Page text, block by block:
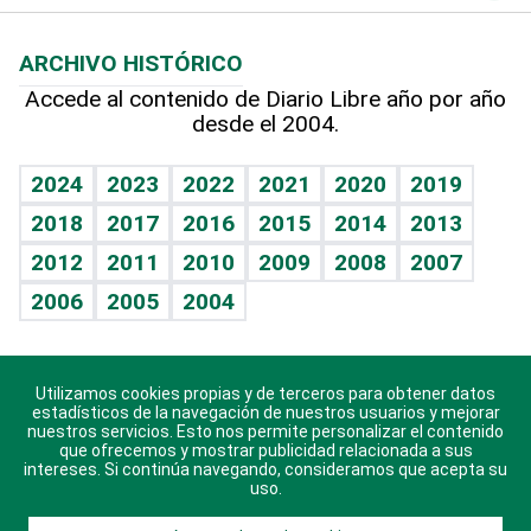
Hablando con el pediatra
Vida y familia
Eñe
Celebrando la vida
Sin complejos
En pocas palabras
Escuchando al corazón
Economía Personal
TBT Deportivo
Más firmas
Hecho en casa
Guía del dinero
Cumpleaños
Horóscopos
Crucigramas
ARCHIVO HISTÓRICO
Accede al contenido de Diario Libre año por año
desde el 2004.
2024 2023 2022 2021 2020
2019
2018
2017 2016 2015 2014
2013
2012
2011 2010 2009 2008
2007
2006
2005 2004
Descarga nuestras aplicaciones para Android, iOS y
sistema Huawei.
Utilizamos cookies propias y de terceros para obtener datos
estadísticos de la navegación de nuestros usuarios y mejorar
nuestros servicios. Esto nos permite personalizar el contenido
que ofrecemos y mostrar publicidad relacionada a sus
intereses. Si continúa navegando, consideramos que acepta su
uso.